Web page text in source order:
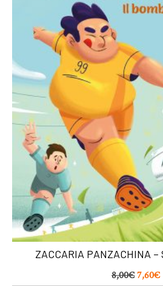
ZACCARIA PANZACHINA
8,00€7,60€